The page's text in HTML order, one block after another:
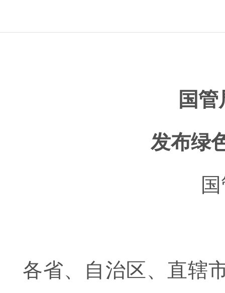
国
发布绿
各省、自治区、直辖